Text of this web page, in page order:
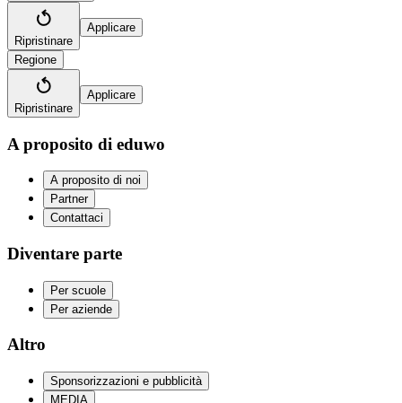
Ripristinare
Applicare
Regione
Ripristinare
Applicare
A proposito di eduwo
A proposito di noi
Partner
Contattaci
Diventare parte
Per scuole
Per aziende
Altro
Sponsorizzazioni e pubblicità
MEDIA